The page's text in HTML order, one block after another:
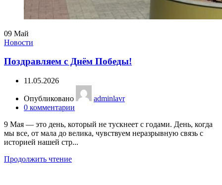
09 Май
Новости
Поздравляем с Днём Победы!
11.05.2026
Опубликовано
adminlavr
0 комментарии
9 Мая — это день, который не тускнеет с годами. День, когда
мы все, от мала до велика, чувствуем неразрывную связь с
историей нашей стр...
Продолжить чтение